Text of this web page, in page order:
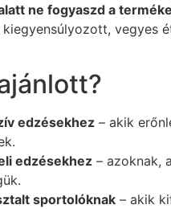
ne fogyaszd a
vegyes
edzésekhez – akik
edzésekhez – azoknak,
sportolóknak – akik